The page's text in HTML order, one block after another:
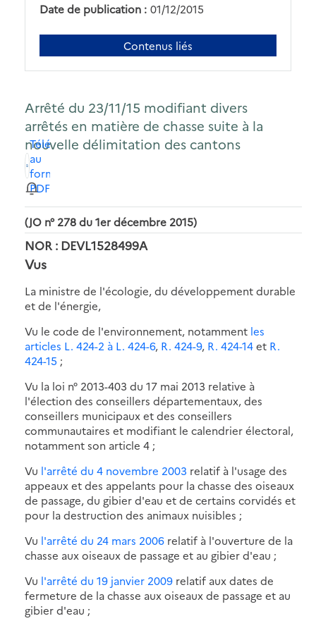
Date de publication : 01/12/2015
Contenus liés
Arrêté du 23/11/15 modifiant divers
arrêtés en matière de chasse suite à la
nouvelle délimitation des cantons
Télécharger
au
format
PDF
(JO n° 278 du 1er décembre 2015)
NOR : DEVL1528499A
Vus
La ministre de l'écologie, du développement durable
et de l'énergie,
Vu le code de l'environnement, notamment les
articles L. 424-2 à L. 424-6, R. 424-9, R. 424-14et R.
424-15 ;
Vu la loi n° 2013-403 du 17 mai 2013 relative à
l'élection des conseillers départementaux, des
conseillers municipaux et des conseillers
communautaires et modifiant le calendrier électoral,
notamment son article 4 ;
Vu l'arrêté du 4 novembre 2003 relatif à l'usage des
appeaux et des appelants pour la chasse des oiseaux
de passage, du gibier d'eau et de certains corvidés et
pour la destruction des animaux nuisibles ;
Vu l'arrêté du 24 mars 2006 relatif à l'ouverture de la
chasse aux oiseaux de passage et au gibier d'eau ;
Vu l'arrêté du 19 janvier 2009 relatif aux dates de
fermeture de la chasse aux oiseaux de passage et au
gibier d'eau ;